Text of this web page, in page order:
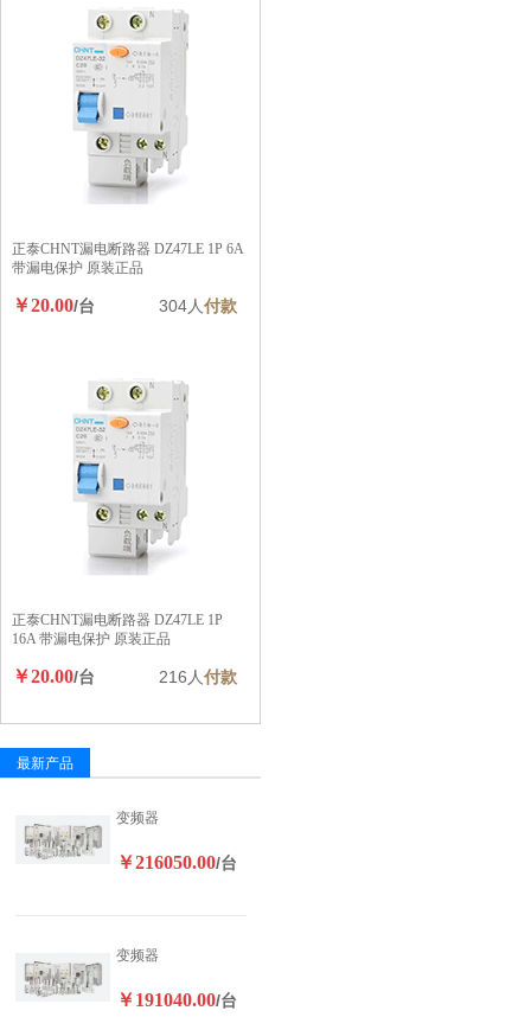
正泰CHNT漏电断路器 DZ47LE 1P 6A
带漏电保护 原装正品
￥20.00/台 304人付款
正泰CHNT漏电断路器 DZ47LE 1P
16A 带漏电保护 原装正品
￥20.00/台 216人付款
最新产品
变频器
￥216050.00/台
变频器
￥191040.00/台